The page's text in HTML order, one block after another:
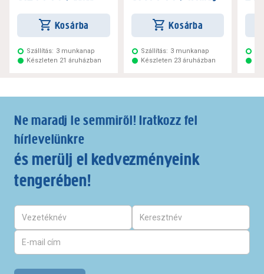
Kosárba
Szállítás: 3 munkanap
Készleten 21 áruházban
Kosárba
Szállítás: 3 munkanap
Készleten 23 áruházban
Ne maradj le semmiről! Iratkozz fel
hírlevelünkre
és merülj el kedvezményeink
tengerében!